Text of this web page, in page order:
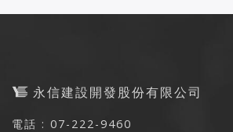
永信建設開發股份有限公司
電話 : 07-222-9460